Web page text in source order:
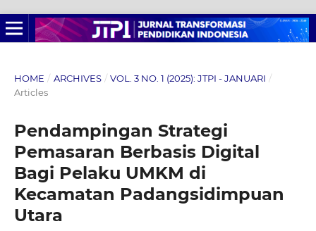
HOME / ARCHIVES / VOL. 3 NO. 1 (2025): JTPI - JANUARI /
Articles
Pendampingan Strategi
Pemasaran Berbasis Digital
Bagi Pelaku UMKM di
Kecamatan Padangsidimpuan
Utara